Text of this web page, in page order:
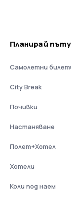
Планирай
Самолетни
City Break
Почивки
Настаняване
Полет+Хотел
Хотели
Коли под наем